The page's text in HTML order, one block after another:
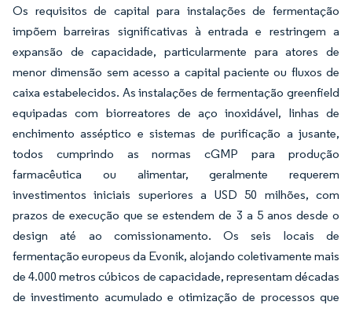
Os requisitos de capital para instalações de fermentação
impõem barreiras significativas à entrada e restringem a
expansão de capacidade, particularmente para atores de
menor dimensão sem acesso a capital paciente ou fluxos de
caixa estabelecidos. As instalações de fermentação greenfield
equipadas com biorreatores de aço inoxidável, linhas de
enchimento asséptico e sistemas de purificação a jusante,
todos cumprindo as normas cGMP para produção
farmacêutica ou alimentar, geralmente requerem
investimentos iniciais superiores a USD 50 milhões, com
prazos de execução que se estendem de 3 a 5 anos desde o
design até ao comissionamento. Os seis locais de
fermentação europeus da Evonik, alojando coletivamente mais
de 4.000 metros cúbicos de capacidade, representam décadas
de investimento acumulado e otimização de processos que